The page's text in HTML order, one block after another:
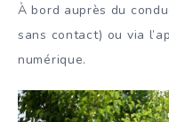
À bord auprès du
sans contact) ou via
numérique.